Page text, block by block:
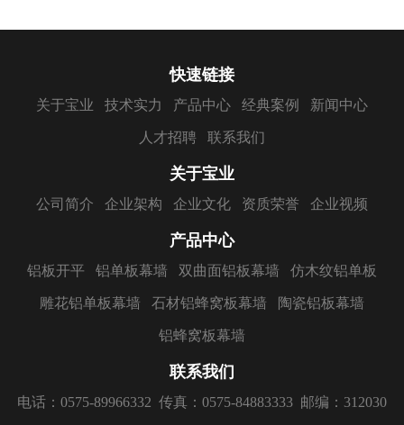
快速链接
关于宝业 技术实力 产品中心 经典案例 新闻中心
人才招聘 联系我们
关于宝业
公司简介 企业架构 企业文化 资质荣誉 企业视频
产品中心
铝板开平 铝单板幕墙 双曲面铝板幕墙 仿木纹铝单板
雕花铝单板幕墙 石材铝蜂窝板幕墙 陶瓷铝板幕墙
铝蜂窝板幕墙
联系我们
电话：0575-89966332 传真：0575-84883333 邮编：312030